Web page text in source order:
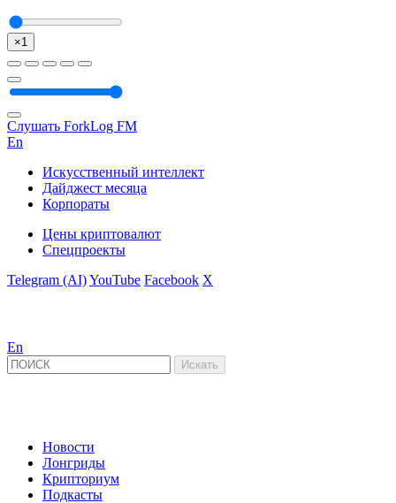
×1
Слушать ForkLog FM
En
Искусственный интеллект
Дайджест месяца
Корпораты
Цены криптовалют
Спецпроекты
Telegram (AI)YouTube Facebook X
En
Новости
Лонгриды
Крипториум
Подкасты